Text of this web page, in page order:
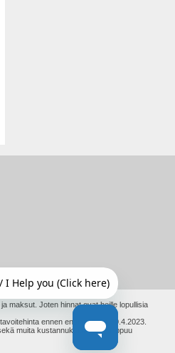
maksut. Joten hinnat ovat heille lopullisia
ennen ensimmäistä 30.4.2023.
muita kustannuksia. Tämä riippuu